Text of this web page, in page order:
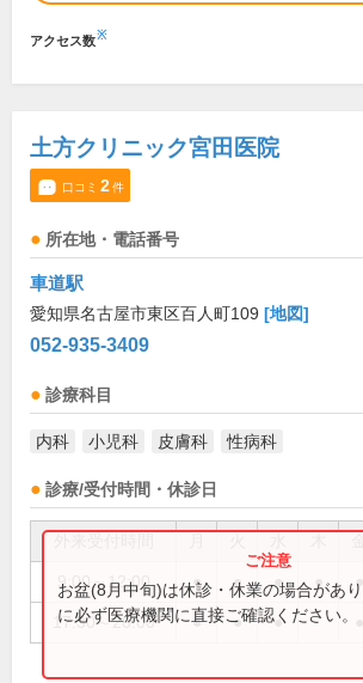
アクセス数※
土方クリニック宮田医院
口コミ 2件
所在地・電話番号
車道駅
愛知県名古屋市東区百人町109 [地図]
052-935-3409
診療科目
内科 小児科 皮膚科 性病科
診療/受付時間・休診日
9:00～12:00 ● ● ● ● ●
17:30～20:00 ● ● ●
お盆(8月中旬)は休診・休業の場合があ
に必ず医療機関に直接ご確認ください。